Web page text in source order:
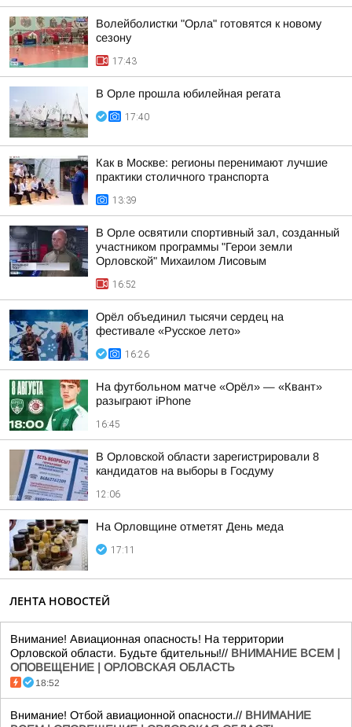
Волейболистки "Орла" готовятся к новому
сезону
17:43
В Орле прошла юбилейная регата
17:40
Как в Москве: регионы перенимают лучшие
практики столичного транспорта
13:39
В Орле освятили спортивный зал, созданный
участником программы "Герои земли
Орловской" Михаилом Лисовым
16:52
Орёл объединил тысячи сердец на
фестивале «Русское лето»
16:26
На футбольном матче «Орёл» — «Квант»
разыграют iPhone
16:45
В Орловской области зарегистрировали 8
кандидатов на выборы в Госдуму
12:06
На Орловщине отметят День меда
17:11
ЛЕНТА НОВОСТЕЙ
Внимание! Авиационная опасность! На территории
Орловской области. Будьте бдительны!// ВНИМАНИЕ ВСЕМ |
ОПОВЕЩЕНИЕ | ОРЛОВСКАЯ ОБЛАСТЬ
18:52
Внимание! Отбой авиационной опасности.// ВНИМАНИЕ